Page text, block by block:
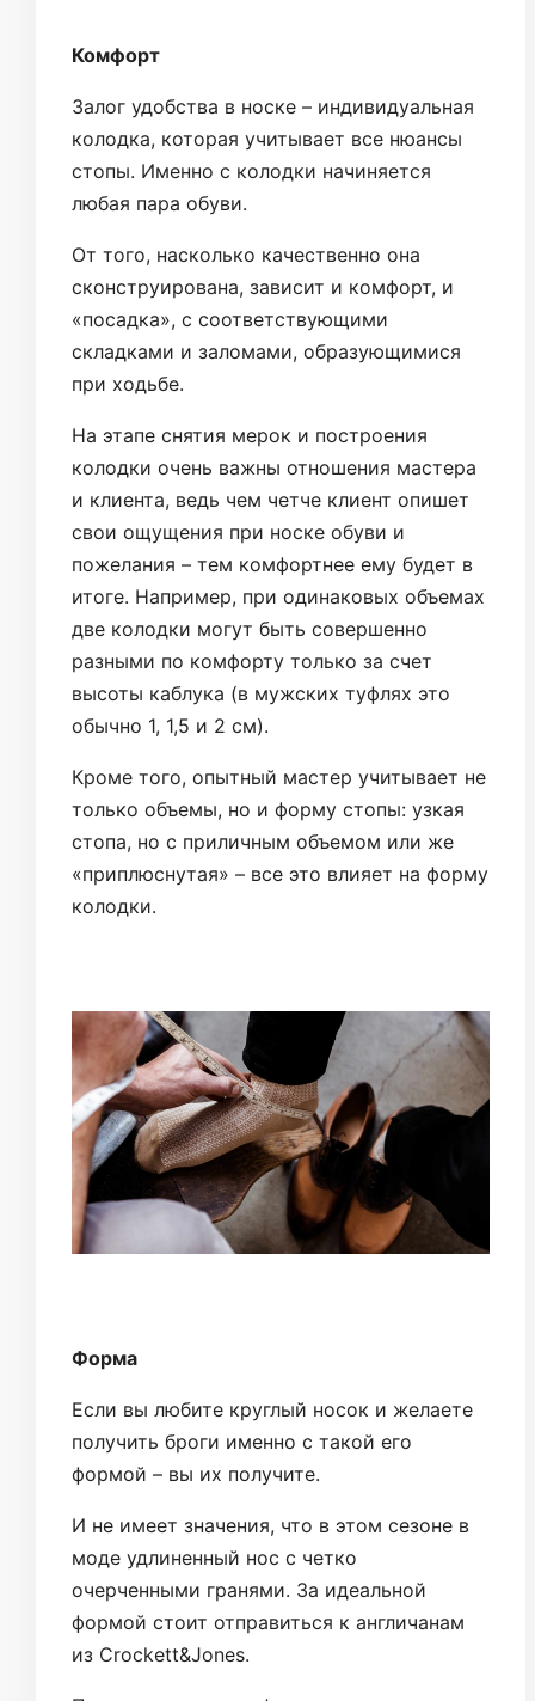
Комфорт
Залог удобства в носке – индивидуальная
колодка, которая учитывает все нюансы
стопы. Именно с колодки начиняется
любая пара обуви.
От того, насколько качественно она
сконструирована, зависит и комфорт, и
«посадка», с соответствующими
складками и заломами, образующимися
при ходьбе.
На этапе снятия мерок и построения
колодки очень важны отношения мастера
и клиента, ведь чем четче клиент опишет
свои ощущения при носке обуви и
пожелания – тем комфортнее ему будет в
итоге. Например, при одинаковых объемах
две колодки могут быть совершенно
разными по комфорту только за счет
высоты каблука (в мужских туфлях это
обычно 1, 1,5 и 2 см).
Кроме того, опытный мастер учитывает не
только объемы, но и форму стопы: узкая
стопа, но с приличным объемом или же
«приплюснутая» – все это влияет на форму
колодки.
Форма
Если вы любите круглый носок и желаете
получить броги именно с такой его
формой – вы их получите.
И не имеет значения, что в этом сезоне в
моде удлиненный нос с четко
очерченными гранями. За идеальной
формой стоит отправиться к англичанам
из Crockett&Jones.